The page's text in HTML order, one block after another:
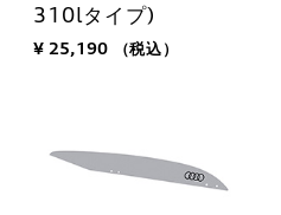
310lタイプ)
¥ 25,190 （税込）